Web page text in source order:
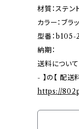
材質：ステ
カラー：ブラ
型番：
納期：
送料につい
- 】の【 配送
https://